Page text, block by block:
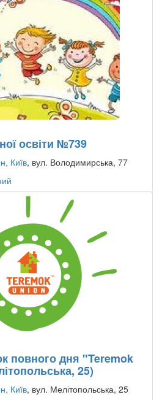
освіти №739
Київ, вул. Володимирська, 77
повного дня "Teremok
25)
Київ, вул. Мелітопольська, 25